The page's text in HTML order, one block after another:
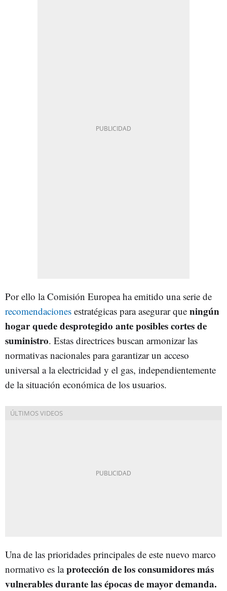
Por ello la Comisión Europea ha emitido una serie de
recomendaciones estratégicas para asegurar que ningún
hogar quede desprotegido ante posibles cortes de
suministro. Estas directrices buscan armonizar las
normativas nacionales para garantizar un acceso
universal a la electricidad y el gas, independientemente
de la situación económica de los usuarios.
Una de las prioridades principales de este nuevo marco
normativo es laprotección de los consumidores más
vulnerables durante las épocas de mayor demanda.